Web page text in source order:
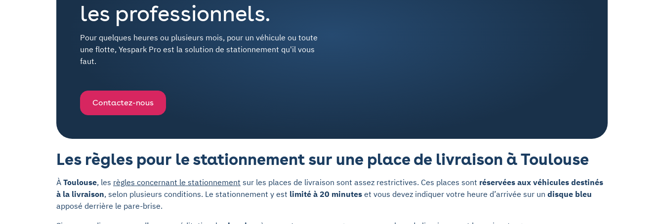
les professionnels.
Pour quelques heures ou plusieurs mois, pour un véhicule ou toute
une flotte, Yespark Pro est la solution de stationnement qu'il vous
faut.
Contactez-nous
Les règles pour le stationnement sur une place de livraison à Toulouse
À Toulouse, les règles concernant le stationnement sur les places de livraison sont assez restrictives. Ces places sont réservées aux véhicules destinés
à la livraison, selon plusieurs conditions. Le stationnement y est limité à 20 minutes et vous devez indiquer votre heure d’arrivée sur un disque bleu
apposé derrière le pare-brise.